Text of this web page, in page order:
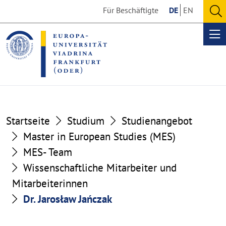
the
content
section
the
footer
section
Für Beschäftigte DE EN
Startseite Studium
Studienangebot
Master in European Studies (MES)
MES- Team
Wissenschaftliche Mitarbeiter und
Mitarbeiterinnen
Dr. Jarosław Jańczak